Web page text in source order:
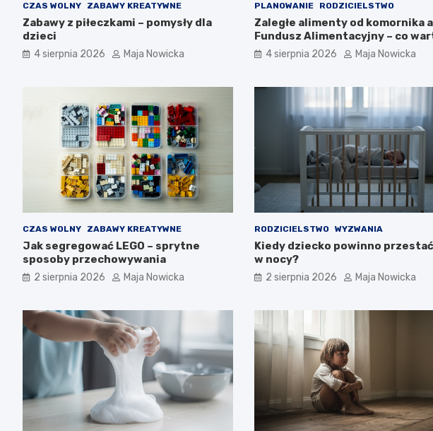
CZAS WOLNY ZABAWY KREATYWNE
Zabawy z piłeczkami – pomysły dla
dzieci
4 sierpnia 2026 Maja Nowicka
PLANOWANIE RODZICIELSTWO
Zaległe alimenty od komornika a
Fundusz Alimentacyjny – co
wiedzieć?
4 sierpnia 2026 Maja Nowicka
CZAS WOLNY ZABAWY KREATYWNE
Jak segregować LEGO – sprytne
sposoby przechowywania
2 sierpnia 2026 Maja Nowicka
RODZICIELSTWO WYZWANIA
Kiedy dziecko powinno
w nocy?
2 sierpnia 2026 Maja Nowicka